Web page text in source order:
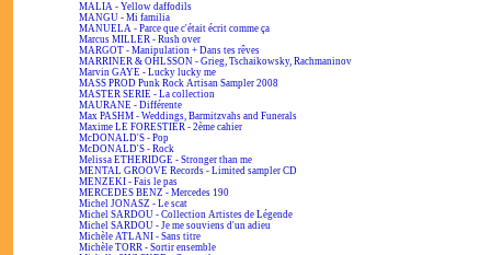
MALIA - Yellow daffodils
MANGU - Mi familia
MANUELA - Parce que c'était écrit comme ça
Marcus MILLER - Rush over
MARGOT - Manipulation + Dans tes rêves
MARRINER & OHLSSON - Grieg, Tschaikowsky, Rachmaninov
Marvin GAYE - Lucky lucky me
MASS PROD Punk Rock Artisan Sampler 2008
MASTER SERIE - La collection
MAURANE - Différente
Max PASHM - Weddings, Barmitzvahs and Funerals
Maxime LE FORESTIER - 2ème cahier
McDONALD'S - Pop
McDONALD'S - Rock
Melissa ETHERIDGE - Stronger than me
MENTAL GROOVE Records - Limited sampler CD
MENZEKI - Fais le pas
MERCEDES BENZ - Mercedes 190
Michel JONASZ - Le scat
Michel SARDOU - Collection Artistes de Légende
Michel SARDOU - Je me souviens d'un adieu
Michèle ATLANI - Sans titre
Michèle TORR - Sortir ensemble